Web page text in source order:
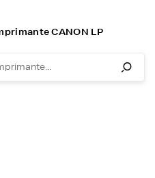
CANON LP